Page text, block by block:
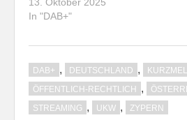
13. Oktober 2025
In "DAB+"
DAB+ , DEUTSCHLAND ,
ÖFFENTLICH-RECHTLICH ,
STREAMING , UKW , ZYPERN